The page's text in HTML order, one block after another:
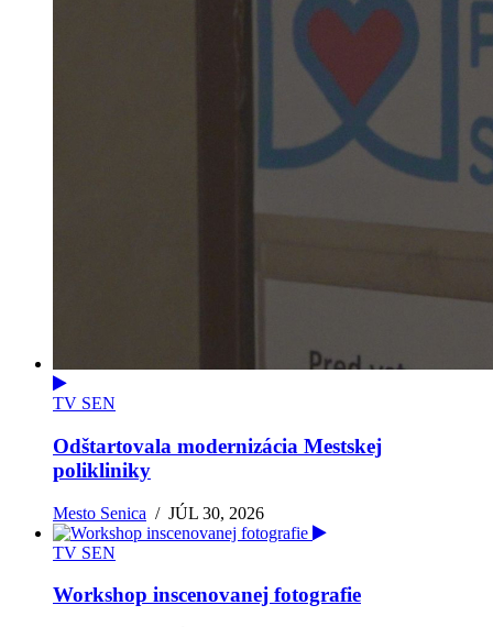
TV SEN
Odštartovala modernizácia Mestskej
polikliniky
Mesto Senica /JÚL 30, 2026
TV SEN
Workshop inscenovanej fotografie